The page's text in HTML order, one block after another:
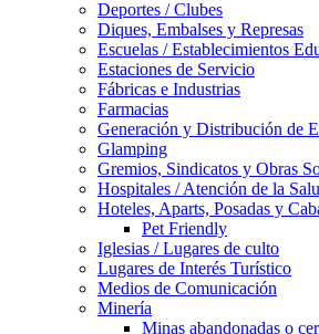
Deportes / Clubes
Diques, Embalses y Represas
Escuelas / Establecimientos
Estaciones de Servicio
Fábricas e Industrias
Farmacias
Generación y Distribución de
Glamping
Gremios, Sindicatos y Obras
Hospitales / Atención de la
Hoteles, Aparts, Posadas y
Pet Friendly
Iglesias / Lugares de culto
Lugares de Interés Turístico
Medios de Comunicación
Minería
Minas abandonadas o